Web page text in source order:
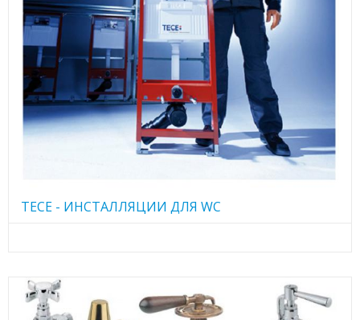
TECE - ИНСТАЛЛЯЦИИ ДЛЯ WC